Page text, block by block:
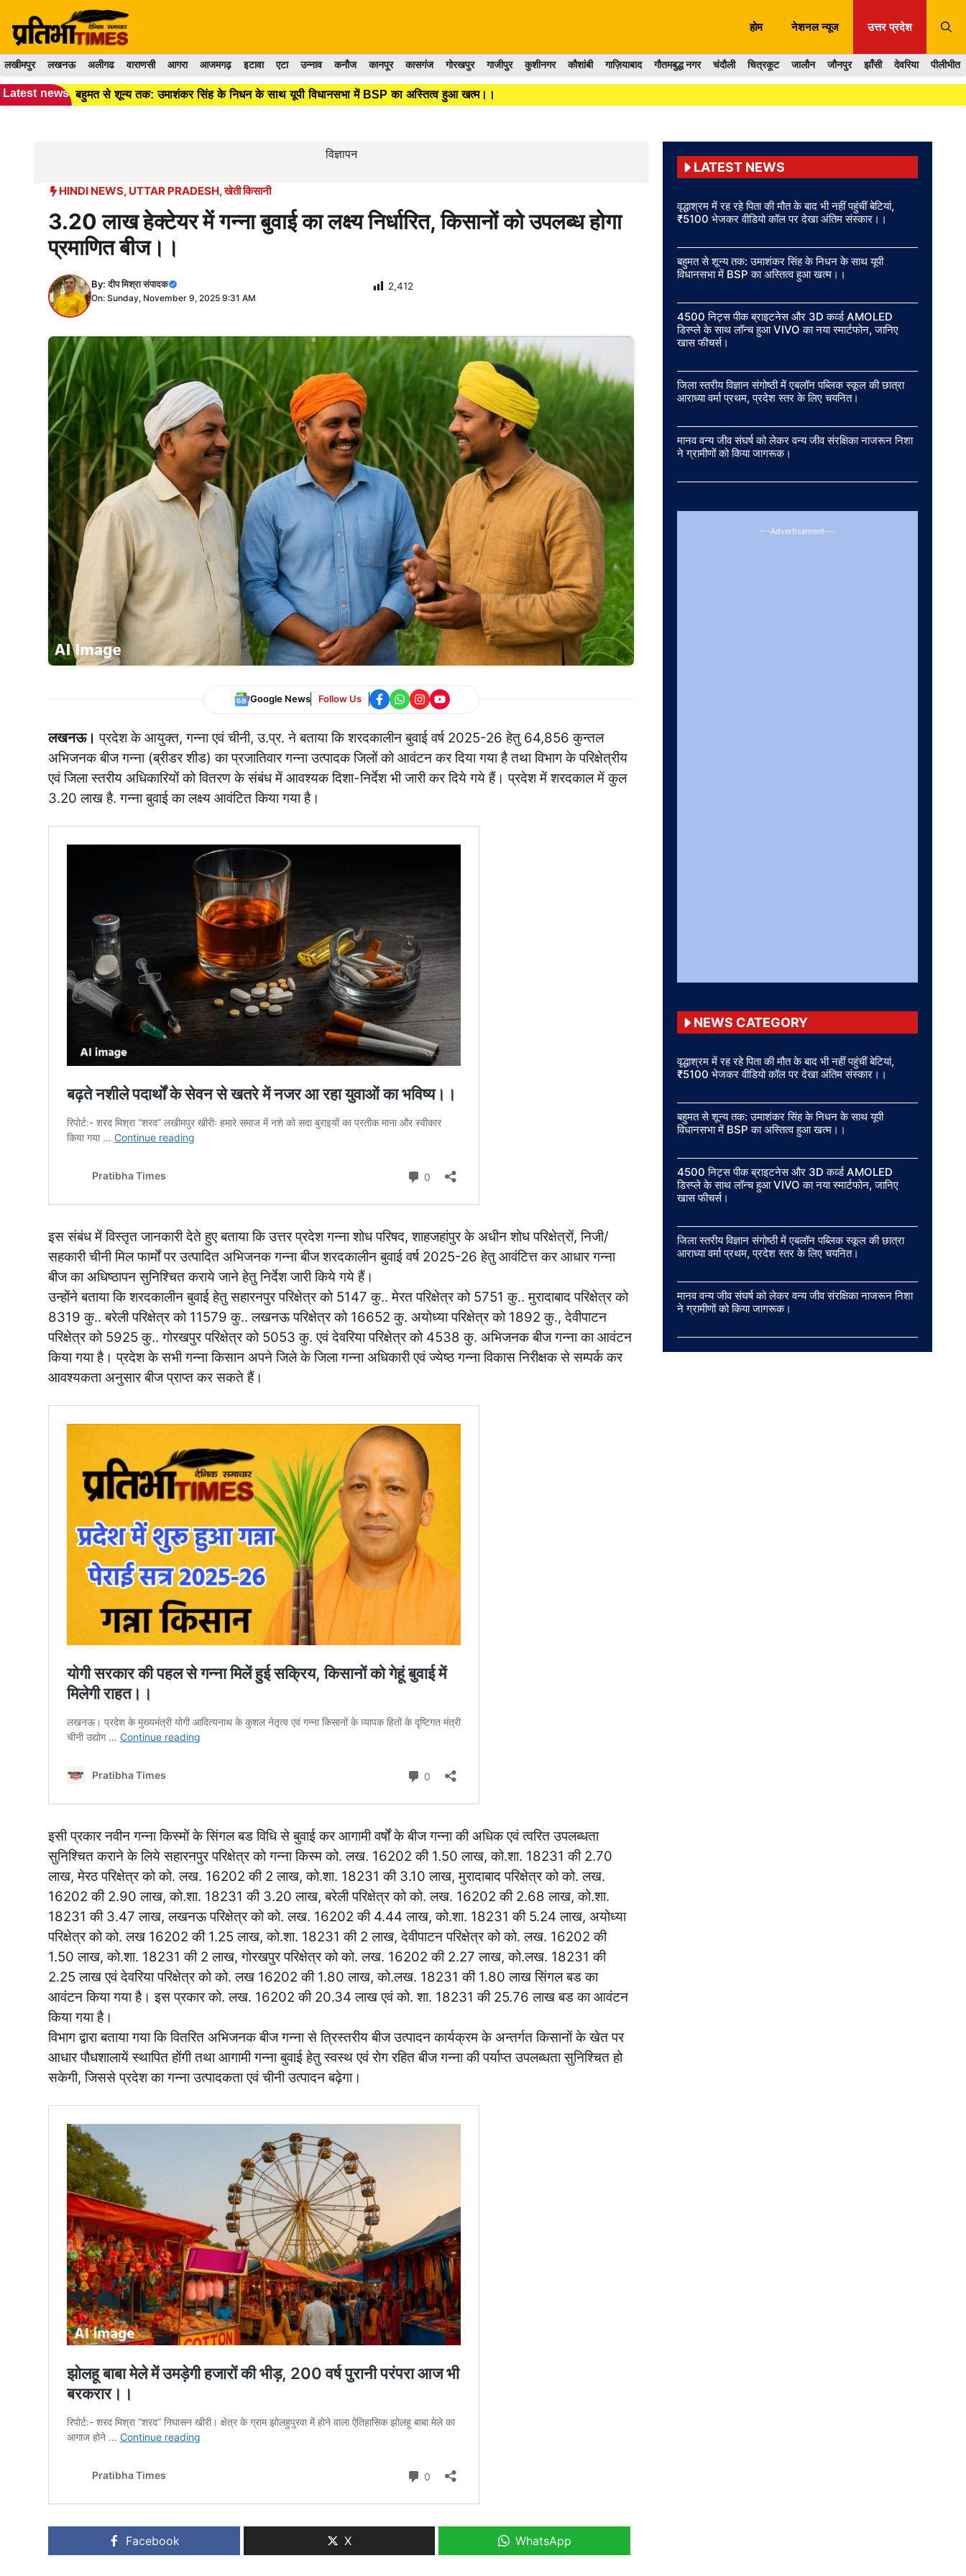
content
होम नेशनल न्यूज उत्तर प्रदेश
लखीमपुर लखनऊ अलीगढ वाराणसी आगरा आजमगढ़ इटावा एटा उन्नाव कनौज कानपूर कासगंज गोरखपुर गाजीपुर कुशीनगर कौशांबी गाज़ियाबाद गौतमबुद्ध नगर चंदौली चित्रकूट जालौन जौनपुर झाँसी देवरिया पीलीभीत
Latest news बहुमत से शून्य तक: उमाशंकर सिंह के निधन के साथ यूपी विधानसभा में BSP का अस्तित्व हुआ खत्म।।
विज्ञापन
HINDI NEWS, UTTAR PRADESH,खेती किसानी
3.20 लाख हेक्टेयर में गन्ना बुवाई का लक्ष्य निर्धारित, किसानों को उपलब्ध होगा
प्रमाणित बीज।।
By:दीप मिश्रा संपादक
On: Sunday, November 9, 2025 9:31 AM
2,412
Google News Follow Us
लखनऊ। प्रदेश के आयुक्त, गन्ना एवं चीनी, उ.प्र. ने बताया कि शरदकालीन बुवाई वर्ष 2025-26 हेतु 64,856 कुन्तल
अभिजनक बीज गन्ना (ब्रीडर शीड) का प्रजातिवार गन्ना उत्पादक जिलों को आवंटन कर दिया गया है तथा विभाग के परिक्षेत्रीय
एवं जिला स्तरीय अधिकारियों को वितरण के संबंध में आवश्यक दिशा-निर्देश भी जारी कर दिये गये हैं। प्रदेश में शरदकाल में कुल
3.20 लाख है. गन्ना बुवाई का लक्ष्य आवंटित किया गया है।
इस संबंध में विस्तृत जानकारी देते हुए बताया कि उत्तर प्रदेश गन्ना शोध परिषद, शाहजहांपुर के अधीन शोध परिक्षेत्रों, निजी/
सहकारी चीनी मिल फार्मों पर उत्पादित अभिजनक गन्ना बीज शरदकालीन बुवाई वर्ष 2025-26 हेतु आवंटित्त कर आधार गन्ना
बीज का अधिष्ठापन सुनिश्चित कराये जाने हेतु निर्देश जारी किये गये हैं।
उन्होंने बताया कि शरदकालीन बुवाई हेतु सहारनपुर परिक्षेत्र को 5147 कु.. मेरत परिक्षेत्र को 5751 कु.. मुरादाबाद परिक्षेत्र को
8319 कु.. बरेली परिक्षेत्र को 11579 कु.. लखनऊ परिक्षेत्र को 16652 कु. अयोध्या परिक्षेत्र को 1892 कु., देवीपाटन
परिक्षेत्र को 5925 कु.. गोरखपुर परिक्षेत्र को 5053 कु. एवं देवरिया परिक्षेत्र को 4538 कु. अभिजनक बीज गन्ना का आवंटन
किया गया है। प्रदेश के सभी गन्ना किसान अपने जिले के जिला गन्ना अधिकारी एवं ज्येष्ठ गन्ना विकास निरीक्षक से सम्पर्क कर
आवश्यकता अनुसार बीज प्राप्त कर सकते हैं।
इसी प्रकार नवीन गन्ना किस्मों के सिंगल बड विधि से बुवाई कर आगामी वर्षों के बीज गन्ना की अधिक एवं त्वरित उपलब्धता
सुनिश्चित कराने के लिये सहारनपुर परिक्षेत्र को गन्ना किस्म को. लख. 16202 की 1.50 लाख, को.शा. 18231 की 2.70
लाख, मेरठ परिक्षेत्र को को. लख. 16202 की 2 लाख, को.शा. 18231 की 3.10 लाख, मुरादाबाद परिक्षेत्र को को. लख.
16202 की 2.90 लाख, को.शा. 18231 की 3.20 लाख, बरेली परिक्षेत्र को को. लख. 16202 की 2.68 लाख, को.शा.
18231 की 3.47 लाख, लखनऊ परिक्षेत्र को को. लख. 16202 की 4.44 लाख, को.शा. 18231 की 5.24 लाख, अयोध्या
परिक्षेत्र को को. लख 16202 की 1.25 लाख, को.शा. 18231 की 2 लाख, देवीपाटन परिक्षेत्र को को. लख. 16202 की
1.50 लाख, को.शा. 18231 की 2 लाख, गोरखपुर परिक्षेत्र को को. लख. 16202 की 2.27 लाख, को.लख. 18231 की
2.25 लाख एवं देवरिया परिक्षेत्र को को. लख 16202 की 1.80 लाख, को.लख. 18231 की 1.80 लाख सिंगल बड का
आवंटन किया गया है। इस प्रकार को. लख. 16202 की 20.34 लाख एवं को. शा. 18231 की 25.76 लाख बड का आवंटन
किया गया है।
विभाग द्वारा बताया गया कि वितरित अभिजनक बीज गन्ना से त्रिस्तरीय बीज उत्पादन कार्यक्रम के अन्तर्गत किसानों के खेत पर
आधार पौधशालायें स्थापित होंगी तथा आगामी गन्ना बुवाई हेतु स्वस्थ एवं रोग रहित बीज गन्ना की पर्याप्त उपलब्धता सुनिश्चित हो
सकेगी, जिससे प्रदेश का गन्ना उत्पादकता एवं चीनी उत्पादन बढ़ेगा।
Facebook X WhatsApp
LATEST NEWS
वृद्धाश्रम में रह रहे पिता की मौत के बाद भी नहीं पहुंचीं बेटियां,
₹5100 भेजकर वीडियो कॉल पर देखा अंतिम संस्कार।।
बहुमत से शून्य तक: उमाशंकर सिंह के निधन के साथ यूपी
विधानसभा में BSP का अस्तित्व हुआ खत्म।।
4500 निट्स पीक ब्राइटनेस और 3D कर्व्ड AMOLED
डिस्प्ले के साथ लॉन्च हुआ VIVO का नया स्मार्टफोन, जानिए
खास फीचर्स।
जिला स्तरीय विज्ञान संगोष्ठी में एबलॉन पब्लिक स्कूल की छात्रा
आराध्या वर्मा प्रथम, प्रदेश स्तर के लिए चयनित।
मानव वन्य जीव संघर्ष को लेकर वन्य जीव संरक्षिका नाजरून निशा
ने ग्रामीणों को किया जागरूक।
---Advertisement---
NEWS CATEGORY
वृद्धाश्रम में रह रहे पिता की मौत के बाद भी नहीं पहुंचीं बेटियां,
₹5100 भेजकर वीडियो कॉल पर देखा अंतिम संस्कार।।
बहुमत से शून्य तक: उमाशंकर सिंह के निधन के साथ यूपी
विधानसभा में BSP का अस्तित्व हुआ खत्म।।
4500 निट्स पीक ब्राइटनेस और 3D कर्व्ड AMOLED
डिस्प्ले के साथ लॉन्च हुआ VIVO का नया स्मार्टफोन, जानिए
खास फीचर्स।
जिला स्तरीय विज्ञान संगोष्ठी में एबलॉन पब्लिक स्कूल की छात्रा
आराध्या वर्मा प्रथम, प्रदेश स्तर के लिए चयनित।
मानव वन्य जीव संघर्ष को लेकर वन्य जीव संरक्षिका नाजरून निशा
ने ग्रामीणों को किया जागरूक।